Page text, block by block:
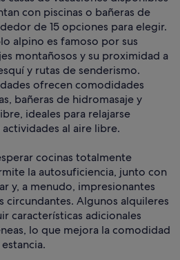
con piscinas o bañeras de
de 15 opciones para elegir.
alpino es famoso por sus
montañosos y su proximidad a
y rutas de senderismo.
ofrecen comodidades
bañeras de hidromasaje y
ideales para relajarse
al aire libre.
cocinas totalmente
la autosuficiencia, junto con
y, a menudo, impresionantes
circundantes. Algunos alquileres
características adicionales
lo que mejora la comodidad